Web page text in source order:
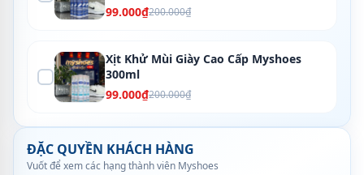
99.000₫200.000₫
Xịt Khử Mùi Giày Cao Cấp Myshoes
300ml
99.000₫200.000₫
ĐẶC QUYỀN KHÁCH HÀNG
Vuốt để xem các hạng thành viên Myshoes